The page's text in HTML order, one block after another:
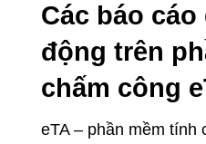
Các báo
động trên
chấm công
eTA – phần mềm tính